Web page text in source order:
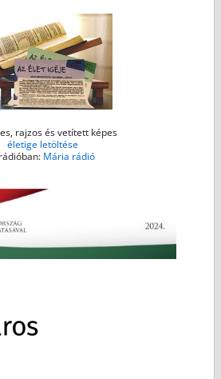
rajzos és vetített képes
életige letöltése
Mária rádió